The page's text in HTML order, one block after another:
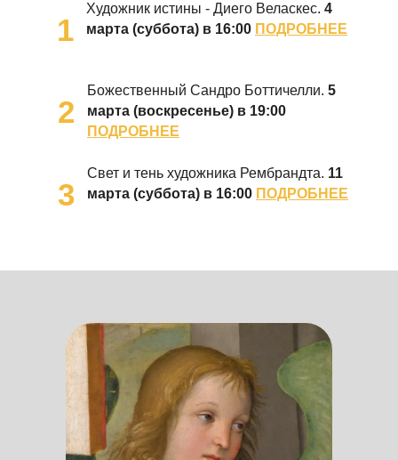
1
Художник истины - Диего Веласкес. 4
марта (суббота) в 16:00 ПОДРОБНЕЕ
2
Божественный Сандро Боттичелли. 5
марта (воскресенье) в 19:00
ПОДРОБНЕЕ
3
Свет и тень художника Рембрандта. 11
марта (суббота) в 16:00 ПОДРОБНЕЕ